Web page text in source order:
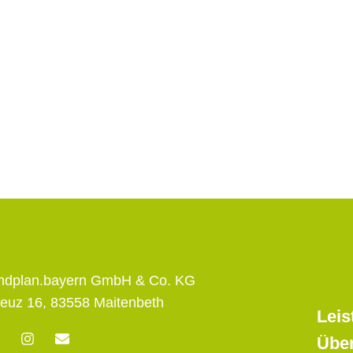
GmbH & Co. KG
16, 83558 Maitenbeth
I
n
E
n